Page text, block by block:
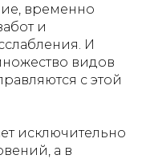
временно
и
И
видов
с этой
исключительно
а в